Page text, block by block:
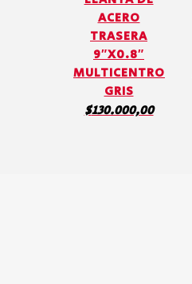
ACERO
TRASERA
9″X0.8″
MULTICENTRO
GRIS
$130.000,00